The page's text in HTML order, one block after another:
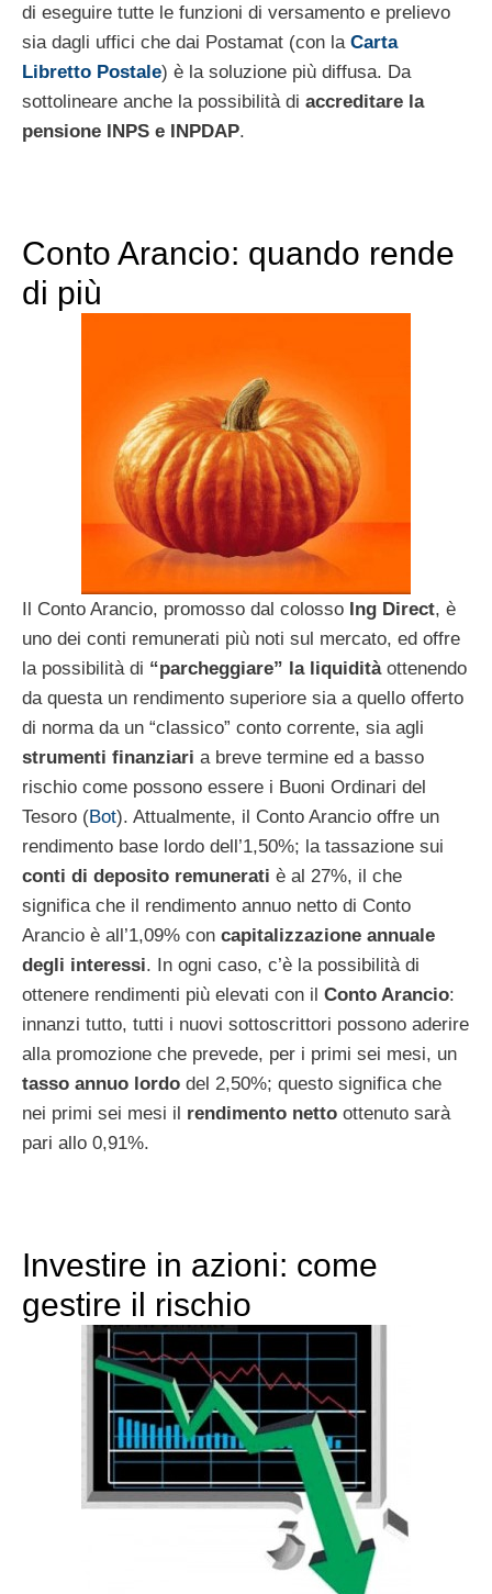
di eseguire tutte le funzioni di versamento e prelievo
sia dagli uffici che dai Postamat (con la Carta
Libretto Postale) è la soluzione più diffusa. Da
sottolineare anche la possibilità di accreditare la
pensione INPS e INPDAP.
Conto Arancio: quando rende
di più
Il Conto Arancio, promosso dal colosso Ing Direct, è
uno dei conti remunerati più noti sul mercato, ed offre
la possibilità di “parcheggiare” la liquiditàottenendo
da questa un rendimento superiore sia a quello offerto
di norma da un “classico” conto corrente, sia agli
strumenti finanziari a breve termine ed a basso
rischio come possono essere i Buoni Ordinari del
Tesoro (Bot). Attualmente, il Conto Arancio offre un
rendimento base lordo dell’1,50%; la tassazione sui
conti di deposito remunerati è al 27%, il che
significa che il rendimento annuo netto di Conto
Arancio è all’1,09% con capitalizzazione annuale
degli interessi. In ogni caso, c’è la possibilità di
ottenere rendimenti più elevati con il Conto Arancio:
innanzi tutto, tutti i nuovi sottoscrittori possono aderire
alla promozione che prevede, per i primi sei mesi, un
tasso annuo lordo del 2,50%; questo significa che
nei primi sei mesi il rendimento netto ottenuto sarà
pari allo 0,91%.
Investire in azioni: come
gestire il rischio